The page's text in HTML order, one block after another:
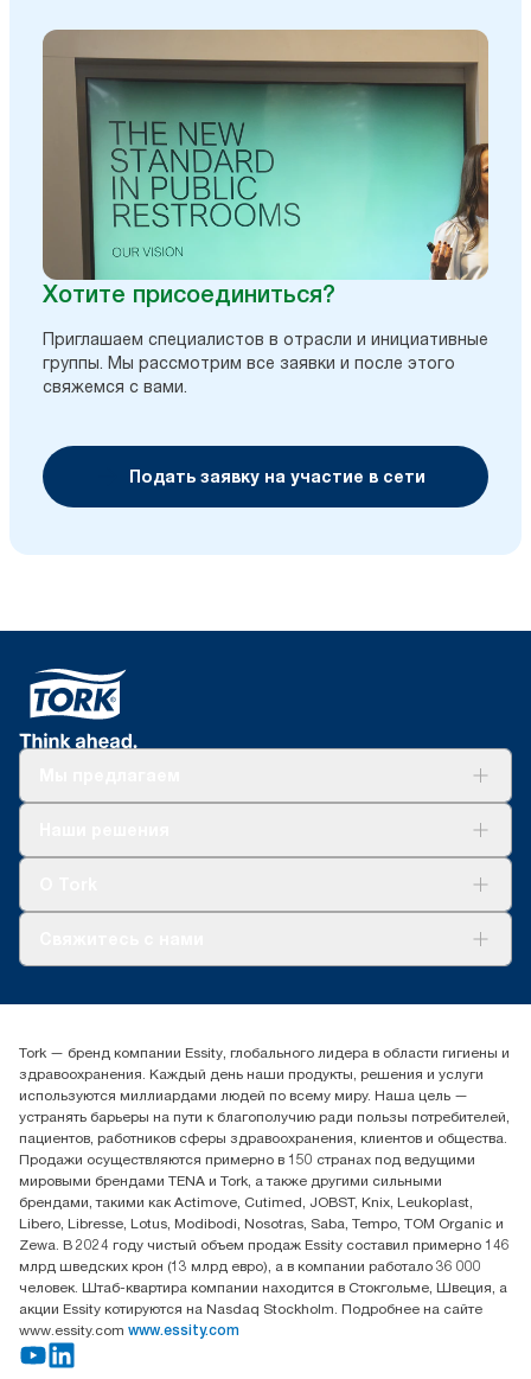
Хотите присоединиться?
Приглашаем специалистов в отрасли и инициативные
группы. Мы рассмотрим все заявки и после этого
свяжемся с вами.
Подать заявку на участие в сети
(+7) 777 779 0095
Контакты на рынках СНГ
ООО «Эссити», Представительство в Казахстане Пр.
Достык, 210, 2 блок, 3 этаж,
офис №32 050051, г.
Алматы, Казахстан
Tork — бренд компании Essity, глобального лидера в области гигиены и
здравоохранения. Каждый день наши продукты, решения и услуги
используются миллиардами людей по всему миру. Наша цель —
устранять барьеры на пути к благополучию ради пользы потребителей,
пациентов, работников сферы здравоохранения, клиентов и общества.
Продажи осуществляются примерно в 150 странах под ведущими
мировыми брендами TENA и Tork, а также другими сильными
брендами, такими как Actimove, Cutimed, JOBST, Knix, Leukoplast,
Libero, Libresse, Lotus, Modibodi, Nosotras, Saba, Tempo, TOM Organic и
Zewa. В 2024 году чистый объем продаж Essity составил примерно 146
млрд шведских крон (13 млрд евро), а в компании работало 36 000
человек. Штаб-квартира компании находится в Стокгольме, Швеция, а
акции Essity котируются на Nasdaq Stockholm. Подробнее на сайте
www.essity.com www.essity.com